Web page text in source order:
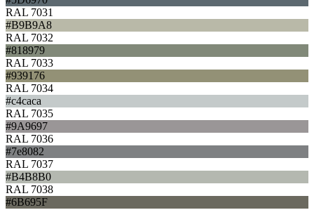
RAL 7031
#B9B9A8
RAL 7032
#818979
RAL 7033
#939176
RAL 7034
#c4caca
RAL 7035
#9A9697
RAL 7036
#7e8082
RAL 7037
#B4B8B0
RAL 7038
#6B695F